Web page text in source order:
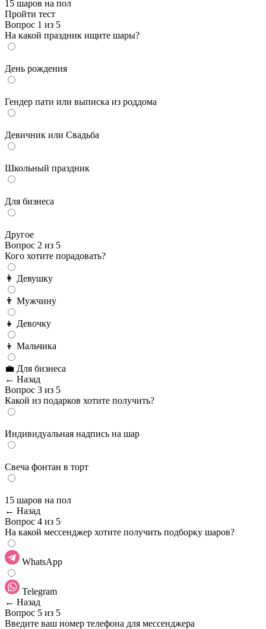
15 шаров на пол
Пройти тест
Вопрос 1 из 5
На какой праздник ищите шары?
День рождения
Гендер пати или выписка из роддома
Девичник или Свадьба
Школьный праздник
Для бизнеса
Другое
Вопрос 2 из 5
Кого хотите порадовать?
👩 Девушку
👨 Мужчину
👧 Девочку
👦 Мальчика
💼 Для бизнеса
← Назад
Вопрос 3 из 5
Какой из подарков хотите получить?
Индивидуальная надпись на шар
Cвеча фонтан в торт
15 шаров на пол
← Назад
Вопрос 4 из 5
На какой мессенджер хотите получить подборку шаров?
WhatsApp
Telegram
← Назад
Вопрос 5 из 5
Введите ваш номер телефона для мессенджера